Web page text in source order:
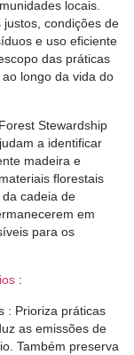
locais.
condições de
e uso eficiente
das práticas
longo da vida do
Stewardship
a identificar
madeira e
florestais
cadeia de
em
para os
:
: Prioriza práticas
as emissões de
Também preserva